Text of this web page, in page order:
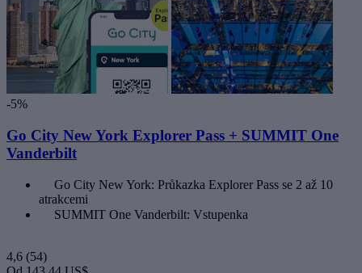
-5%
Go City New York Explorer Pass + SUMMIT One
Vanderbilt
Go City New York: Průkazka Explorer Pass se 2 až 10
atrakcemi
SUMMIT One Vanderbilt: Vstupenka
4,6 (54)